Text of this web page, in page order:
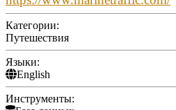
Категории:
Путешествия
Языки:
English
Инструменты: